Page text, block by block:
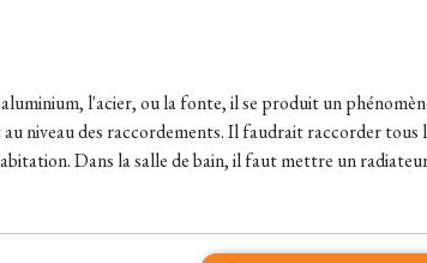
l'acier, ou la fonte, il se produit un
niveau des raccordements. Il faudrait raccorder tous
Dans la salle de bain, il faut mettre un